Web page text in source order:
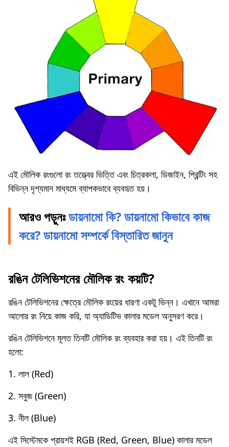
এই মৌলিক রংগুলো রং তত্ত্বের ভিত্তি এবং চিত্রকলা, ডিজাইন, প্রিন্টিং সহ
বিভিন্ন দৃশ্যমান মাধ্যমে ব্যাপকভাবে ব্যবহৃত হয়।
আরও পড়ুনঃডায়নামো কি? ডায়নামো কিভাবে কাজ
করে? ডায়নামো সম্পর্কে বিস্তারিত জানুন
রঙিন টেলিভিশনের মৌলিক রং কয়টি?
রঙিন টেলিভিশনের ক্ষেত্রে মৌলিক রংয়ের ধারণা একটু ভিন্ন। এখানে আমরা
আলোর রং নিয়ে কাজ করি, যা অ্যাডিটিভ কালার মডেল অনুসরণ করে।
রঙিন টেলিভিশনে মূলত তিনটি মৌলিক রং ব্যবহার করা হয়। এই তিনটি রং
হলো:
1. লাল (Red)
2. সবুজ (Green)
3. নীল (Blue)
এই সিস্টেমকে প্রায়শই RGB (Red, Green, Blue) কালার মডেল